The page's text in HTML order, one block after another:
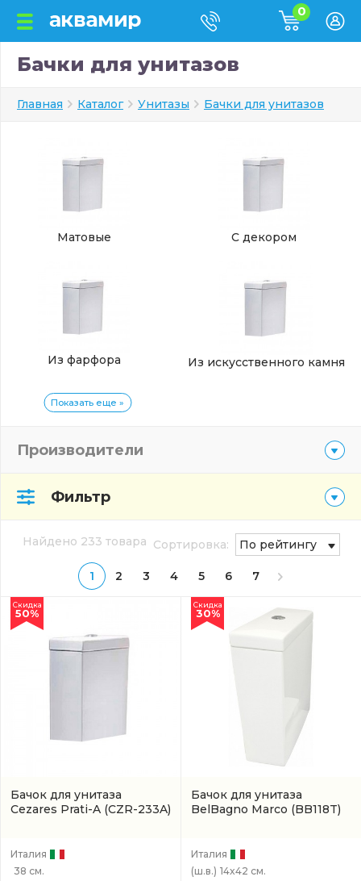
0
Бачки для унитазов
Главная Каталог Унитазы Бачки для унитазов
Матовые С декором
Из фарфора Из искусственного камня
Показать еще »
Производители
Фильтр
Найдено 233 товара
1 2 3 4 5 6 7
Сортировка: По рейтингу
Бачок для унитаза
Cezares Prati-A (CZR-233A)
Скидка
50%
Италия
38 см.
Бачок для унитаза
BelBagno Marco (BB118T)
Скидка
30%
Италия
(ш.в.) 14x42 см.